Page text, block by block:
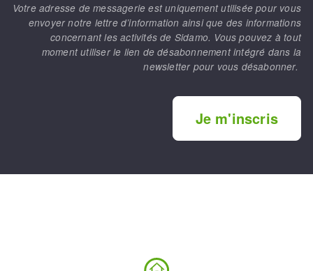
Votre adresse de messagerie est uniquement utilisée pour vous
envoyer notre lettre d’information ainsi que des informations
concernant les activités de Sidamo. Vous pouvez à tout
moment utiliser le lien de désabonnement intégré dans la
newsletter pour vous désabonner.
Je m'inscris